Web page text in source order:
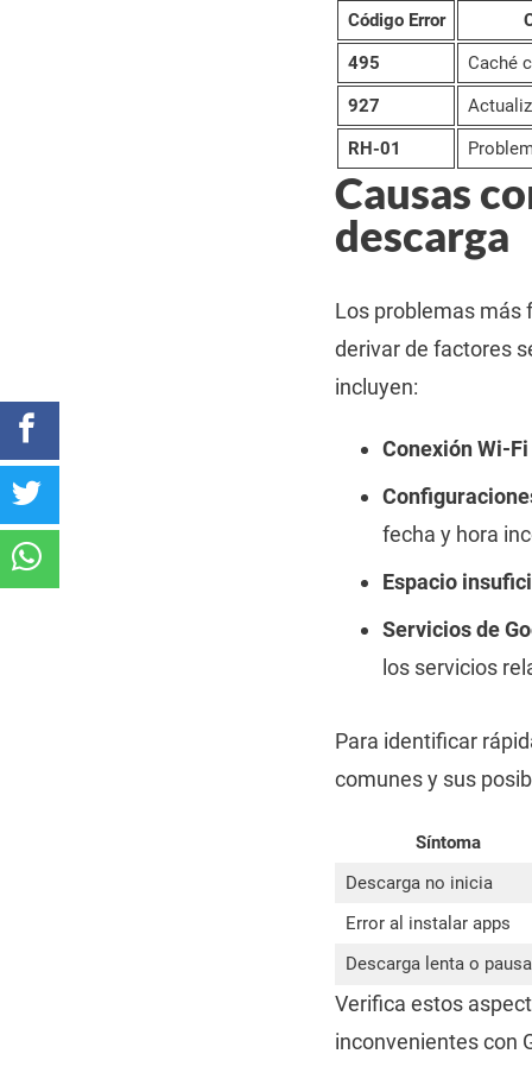
Código Error
495
Caché
927
RH-01
Causas
descarga
Los problemas más
derivar de factores
incluyen:
Conexión Wi-
fecha y hora
Espacio
Servicios de
los servicios
Para identificar
comunes y sus
Síntoma
Descarga no inicia
Error al instalar apps
Descarga lenta o
Verifica estos
inconvenientes con